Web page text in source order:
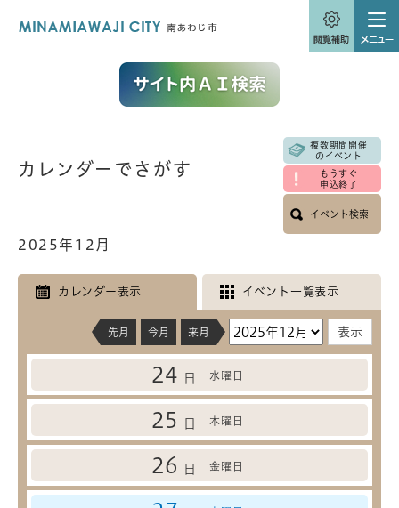
文
カレンダーでさがす
複数期間開催
のイベント
もうすぐ
申込終了
イベント検索
2025年12月
カレンダー表示 イベント一覧表示
先月 今月 来月
24 日 水曜日
25 日 木曜日
26 日 金曜日